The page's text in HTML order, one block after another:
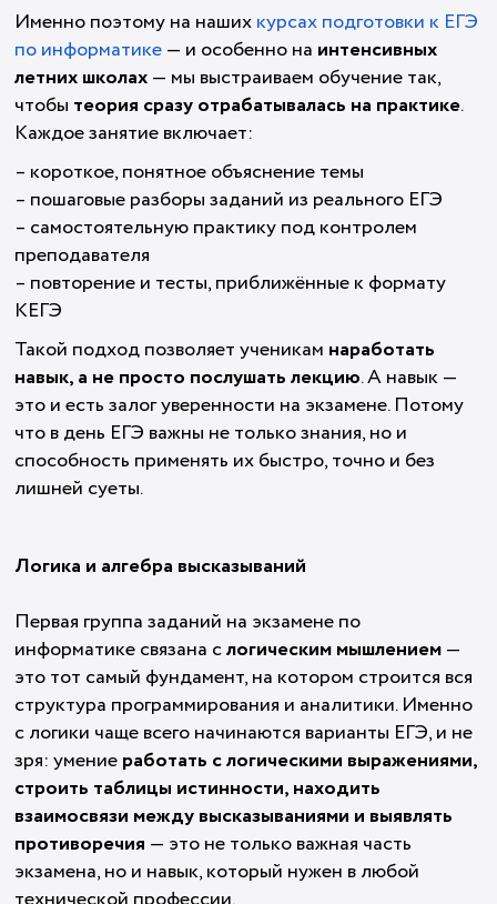
Именно поэтому на нашихкурсах подготовки к ЕГЭ
по информатике— и особенно на интенсивных
летних школах— мы выстраиваем обучение так,
чтобы теория сразу отрабатывалась на практике.
Каждое занятие включает:
– короткое, понятное объяснение темы
– пошаговые разборы заданий из реального ЕГЭ
– самостоятельную практику под контролем
преподавателя
– повторение и тесты, приближённые к формату
КЕГЭ
Такой подход позволяет ученикам наработать
навык, а не просто послушать лекцию. А навык —
это и есть залог уверенности на экзамене. Потому
что в день ЕГЭ важны не только знания, но и
способность применять их быстро, точно и без
лишней суеты.
Логика и алгебра высказываний
Первая группа заданий на экзамене по
информатике связана слогическим мышлением—
это тот самый фундамент, на котором строится вся
структура программирования и аналитики. Именно
с логики чаще всего начинаются варианты ЕГЭ, и не
зря: умениеработать с логическими выражениями,
строить таблицы истинности, находить
взаимосвязи между высказываниями и выявлять
противоречия — это не только важная часть
экзамена, но и навык, который нужен в любой